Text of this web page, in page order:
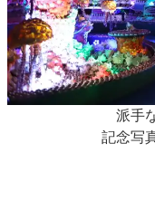
派手
記念写